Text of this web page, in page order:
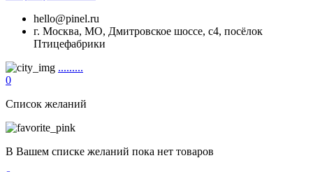
hello@pinel.ru
г. Москва, МО, Дмитровское шоссе, с4, посёлок
Птицефабрики
.........
0
Список желаний
В Вашем списке желаний пока нет товаров